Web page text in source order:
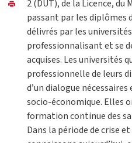
2 (DUT), de la Licence,
passant par les diplômes
délivrés par les
professionnalisant et se
acquises. Les universités
professionnelle de leurs
d’un dialogue
socio-économique. Elles
formation continue des
Dans la période de crise